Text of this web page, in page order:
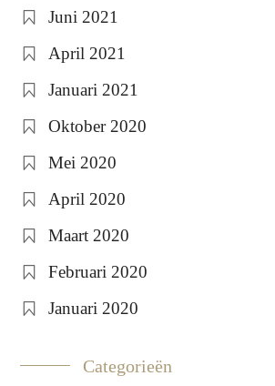
Juni 2021
April 2021
Januari 2021
Oktober 2020
Mei 2020
April 2020
Maart 2020
Februari 2020
Januari 2020
Categorieën